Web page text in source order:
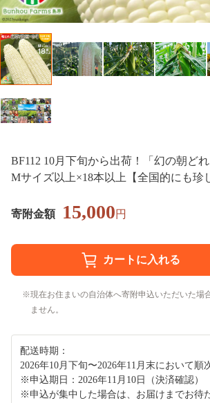
BF112 10月下旬から出荷！「幻の朝ど
Mサイズ以上×18本以上【全国的にも珍
寄附金額 15,000円
現在お住まいの自治体へ寄附申込いただいた場
ません。
配送時期：
2026年10月下旬〜2026年11月末において順
※申込期日：2026年11月10日（決済確認）
※申込が集中した場合は、お届けまでお待